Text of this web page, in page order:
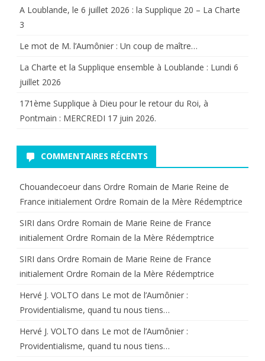
A Loublande, le 6 juillet 2026 : la Supplique 20 – La Charte
3
Le mot de M. l’Aumônier : Un coup de maître…
La Charte et la Supplique ensemble à Loublande : Lundi 6
juillet 2026
171ème Supplique à Dieu pour le retour du Roi, à
Pontmain : MERCREDI 17 juin 2026.
COMMENTAIRES RÉCENTS
Chouandecoeur dans Ordre Romain de Marie Reine de
France initialement Ordre Romain de la Mère Rédemptrice
SIRI dans Ordre Romain de Marie Reine de France
initialement Ordre Romain de la Mère Rédemptrice
SIRI dans Ordre Romain de Marie Reine de France
initialement Ordre Romain de la Mère Rédemptrice
Hervé J. VOLTO dans Le mot de l’Aumônier :
Providentialisme, quand tu nous tiens…
Hervé J. VOLTO dans Le mot de l’Aumônier :
Providentialisme, quand tu nous tiens…